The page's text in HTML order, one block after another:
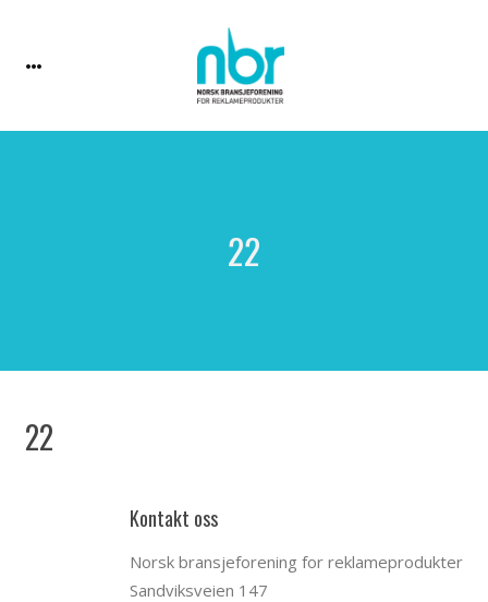
22
22
Kontakt oss
Norsk bransjeforening for reklameprodukter
Sandviksveien 147